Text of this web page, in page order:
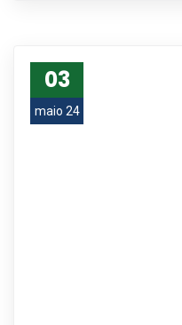
03
maio 24